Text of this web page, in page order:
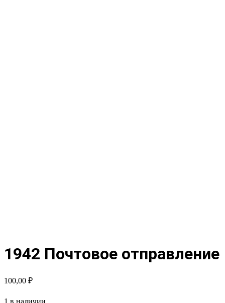
1942 Почтовое отправление
100,00 ₽
1 в наличии